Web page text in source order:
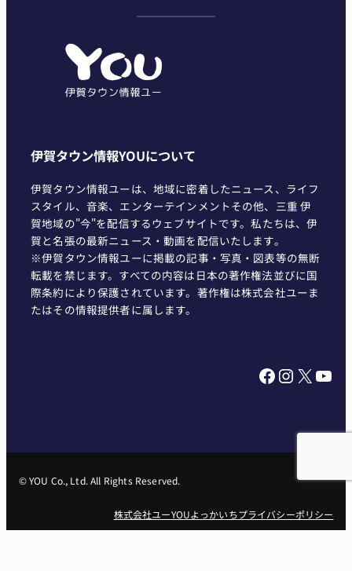
伊賀タウン情報YOUについて
伊賀タウン情報ユーは、地域に密着したニュース、ライフ
スタイル、音楽、エンターテインメントその他、三重 伊
賀地域の"今"を配信するウェブサイトです。私たちは、伊
賀と名張の最新ニュース・動画を配信いたします。
※伊賀タウン情報ユーに掲載の記事・写真・図表等の無断
転載を禁じます。すべての内容は日本の著作権法並びに国
際条約により保護されています。著作権は株式会社ユーま
たはその情報提供者に属します。
Facebook InstagramX YouTube
© YOU Co., Ltd. All Rights Reserved.
株式会社ユーYOUよっかいちプライバシーポリシー